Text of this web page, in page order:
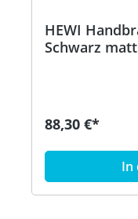
HEWI
Schwarz matt
88,30 €*
In